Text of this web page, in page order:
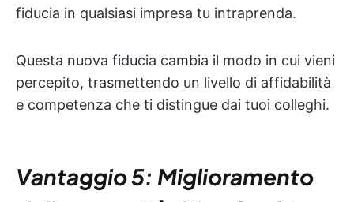
fiducia in qualsiasi impresa tu intraprenda.
Questa nuova fiducia cambia il modo in cui vieni
percepito, trasmettendo un livello di affidabilità
e competenza che ti distingue dai tuoi colleghi.
Vantaggio 5: Miglioramento